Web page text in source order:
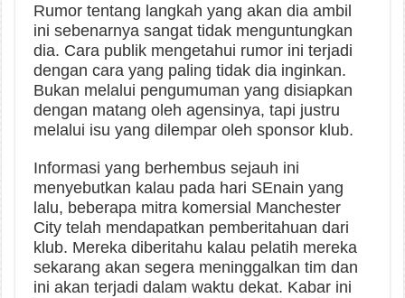
Rumor tentang langkah yang akan dia ambil
ini sebenarnya sangat tidak menguntungkan
dia. Cara publik mengetahui rumor ini terjadi
dengan cara yang paling tidak dia inginkan.
Bukan melalui pengumuman yang disiapkan
dengan matang oleh agensinya, tapi justru
melalui isu yang dilempar oleh sponsor klub.
Informasi yang berhembus sejauh ini
menyebutkan kalau pada hari SEnain yang
lalu, beberapa mitra komersial Manchester
City telah mendapatkan pemberitahuan dari
klub. Mereka diberitahu kalau pelatih mereka
sekarang akan segera meninggalkan tim dan
ini akan terjadi dalam waktu dekat. Kabar ini